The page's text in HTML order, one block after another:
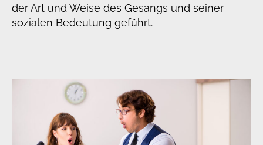
der Art und Weise des Gesangs und seiner
sozialen Bedeutung geführt.